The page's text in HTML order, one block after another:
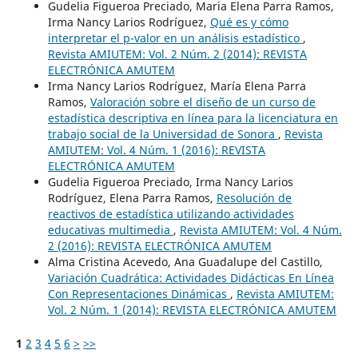
Gudelia Figueroa Preciado, Maria Elena Parra Ramos,
Irma Nancy Larios Rodríguez, Qué es y cómo
interpretar el p-valor en un análisis estadístico ,
Revista AMIUTEM: Vol. 2 Núm. 2 (2014): REVISTA
ELECTRÓNICA AMUTEM
Irma Nancy Larios Rodríguez, María Elena Parra
Ramos, Valoración sobre el diseño de un curso de
estadística descriptiva en línea para la licenciatura en
trabajo social de la Universidad de Sonora , Revista
AMIUTEM: Vol. 4 Núm. 1 (2016): REVISTA
ELECTRÓNICA AMUTEM
Gudelia Figueroa Preciado, Irma Nancy Larios
Rodríguez, Elena Parra Ramos, Resolución de
reactivos de estadística utilizando actividades
educativas multimedia , Revista AMIUTEM: Vol. 4 Núm.
2 (2016): REVISTA ELECTRÓNICA AMUTEM
Alma Cristina Acevedo, Ana Guadalupe del Castillo,
Variación Cuadrática: Actividades Didácticas En Línea
Con Representaciones Dinámicas , Revista AMIUTEM:
Vol. 2 Núm. 1 (2014): REVISTA ELECTRÓNICA AMUTEM
1 2 3 4 5 6 > >>